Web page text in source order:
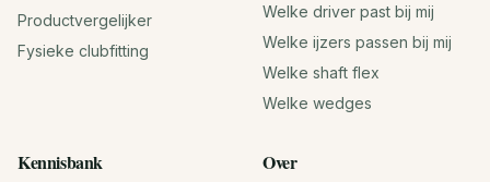
Productvergelijker
Fysieke clubfitting
Welke driver past bij mij
Welke ijzers passen bij mij
Welke shaft flex
Welke wedges
Kennisbank Over